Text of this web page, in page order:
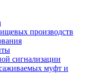
производств
сигнализации
муфт и